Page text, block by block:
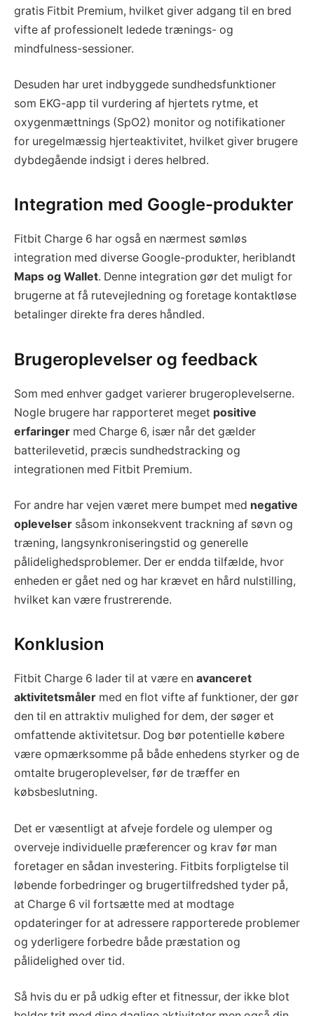
gratis Fitbit Premium, hvilket giver adgang til en bred
vifte af professionelt ledede trænings- og
mindfulness-sessioner.
Desuden har uret indbyggede sundhedsfunktioner
som EKG-app til vurdering af hjertets rytme, et
oxygenmættnings (SpO2) monitor og notifikationer
for uregelmæssig hjerteaktivitet, hvilket giver brugere
dybdegående indsigt i deres helbred.
Integration med Google-produkter
Fitbit Charge 6 har også en nærmest sømløs
integration med diverse Google-produkter, heriblandt
Maps og Wallet. Denne integration gør det muligt for
brugerne at få rutevejledning og foretage kontaktløse
betalinger direkte fra deres håndled.
Brugeroplevelser og feedback
Som med enhver gadget varierer brugeroplevelserne.
Nogle brugere har rapporteret meget positive
erfaringer med Charge 6, især når det gælder
batterilevetid, præcis sundhedstracking og
integrationen med Fitbit Premium.
For andre har vejen været mere bumpet med negative
oplevelser såsom inkonsekvent trackning af søvn og
træning, langsynkroniseringstid og generelle
pålidelighedsproblemer. Der er endda tilfælde, hvor
enheden er gået ned og har krævet en hård nulstilling,
hvilket kan være frustrerende.
Konklusion
Fitbit Charge 6 lader til at være en avanceret
aktivitetsmåler med en flot vifte af funktioner, der gør
den til en attraktiv mulighed for dem, der søger et
omfattende aktivitetsur. Dog bør potentielle købere
være opmærksomme på både enhedens styrker og de
omtalte brugeroplevelser, før de træffer en
købsbeslutning.
Det er væsentligt at afveje fordele og ulemper og
overveje individuelle præferencer og krav før man
foretager en sådan investering. Fitbits forpligtelse til
løbende forbedringer og brugertilfredshed tyder på,
at Charge 6 vil fortsætte med at modtage
opdateringer for at adressere rapporterede problemer
og yderligere forbedre både præstation og
pålidelighed over tid.
Så hvis du er på udkig efter et fitnessur, der ikke blot